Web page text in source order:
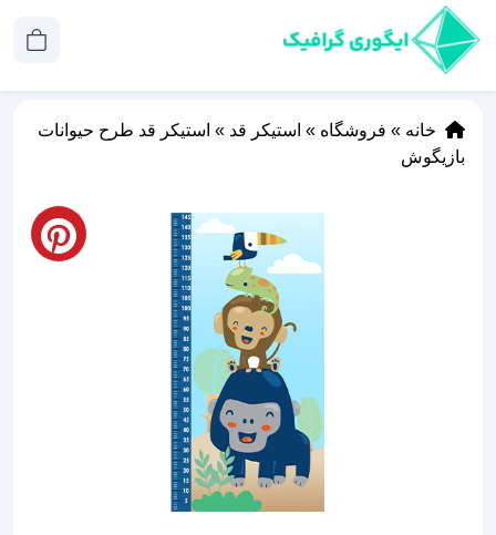
خانه » فروشگاه » استیکر قد » استیکر قد طرح حیوانات
بازیگوش